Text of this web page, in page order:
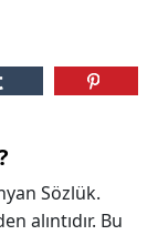
Sözlük.